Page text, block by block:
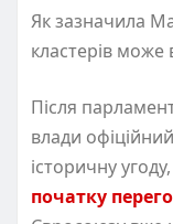
Як зазначила
кластерів може
Після
влади
історичну
початку